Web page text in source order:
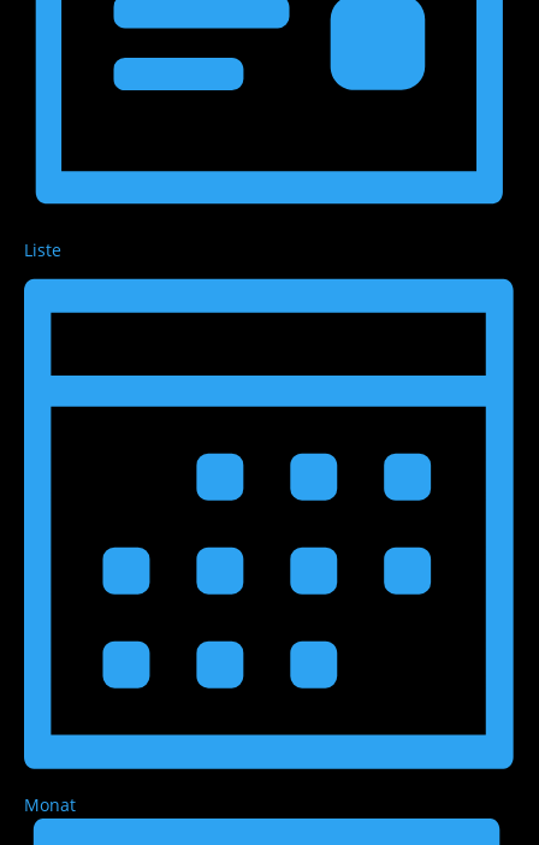
Liste
Monat